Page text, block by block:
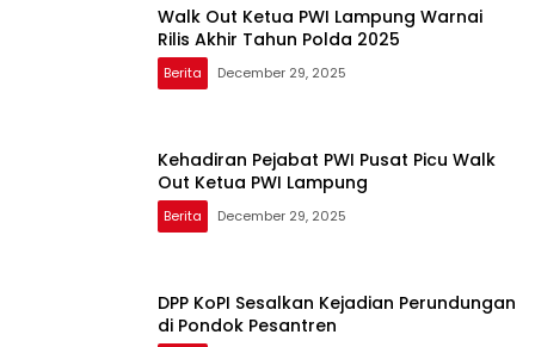
Walk Out Ketua PWI Lampung Warnai
Rilis Akhir Tahun Polda 2025
Berita December 29, 2025
Kehadiran Pejabat PWI Pusat Picu Walk
Out Ketua PWI Lampung
Berita December 29, 2025
DPP KoPI Sesalkan Kejadian Perundungan
di Pondok Pesantren